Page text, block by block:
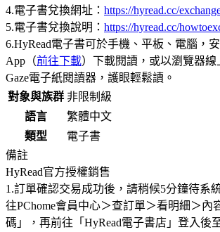
4.電子書兌換網址： https://hyread.cc/
5.電子書兌換說明： https://hyread.cc/
6.HyRead電子書可於手機、平板、電腦，
App（前往下載）下載閱讀，或以瀏覽器線
Gaze電子紙閱讀器，護眼輕鬆讀。
對象與族群 非限制級
語言
繁體中文
類型
電子書
備註
HyRead官方授權銷售
1.訂單確認交易成功後，請稍候5分鐘待系
往PChome會員中心＞查訂單＞看明細＞內
碼」，再前往「HyRead電子書店」登入後